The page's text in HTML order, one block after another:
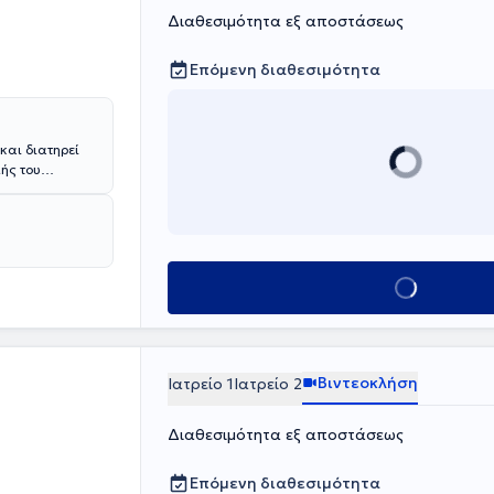
διατηρεί
του
υπήρξε
του στην
ασθενών του.
Διαθεσιμότητα εξ αποστάσεως
Επόμενη διαθεσιμότητα
Κλείσε ραντεβού
Ιατρείο 1Ιατρείο 2 Βιντεοκλήση
Διαθεσιμότητα εξ αποστάσεως
Επόμενη διαθεσιμότητα